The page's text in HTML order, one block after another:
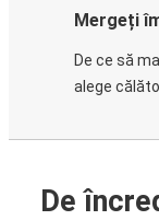
Mergeți
De ce să
alege
De